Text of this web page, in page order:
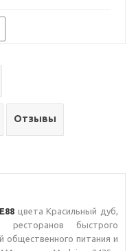
Отзывы
цвета Красильный дуб,
быстрого
общественного питания и